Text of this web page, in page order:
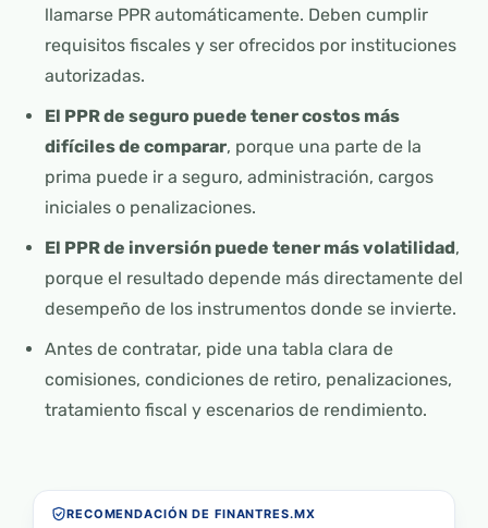
llamarse PPR automáticamente. Deben cumplir
requisitos fiscales y ser ofrecidos por instituciones
autorizadas.
El PPR de seguro puede tener costos más
difíciles de comparar, porque una parte de la
prima puede ir a seguro, administración, cargos
iniciales o penalizaciones.
El PPR de inversión puede tener más volatilidad,
porque el resultado depende más directamente del
desempeño de los instrumentos donde se invierte.
Antes de contratar, pide una tabla clara de
comisiones, condiciones de retiro, penalizaciones,
tratamiento fiscal y escenarios de rendimiento.
RECOMENDACIÓN DE FINANTRES.MX